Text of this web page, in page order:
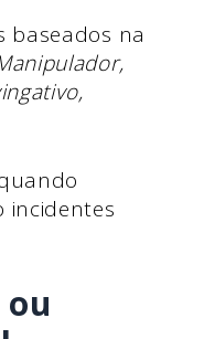
baseados na
incidentes